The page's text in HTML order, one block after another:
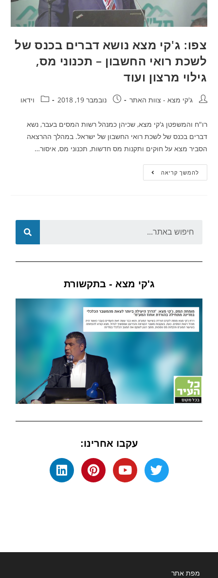
צפו: ג'קי מצא נושא דברים בכנס של
לשכת רואי החשבון – תכנוני מס,
גילוי מרצון ועוד
ג'קי מצא - צוות האתר נובמבר 19, 2018 וידאו
רו"ח והמשפטן ג'קי מצא, שכיהן כמנהל רשות המסים בעבר, נשא
דברים בכנס של לשכת רואי החשבון של ישראל. במהלך ההרצאה
הסביר מצא על חוקים ותקנות מס חדשות, תכנוני מס, איסור…
להמשך קריאה
ג'קי מצא - בתקשורת
עקבו אחרינו:
מפת אתר